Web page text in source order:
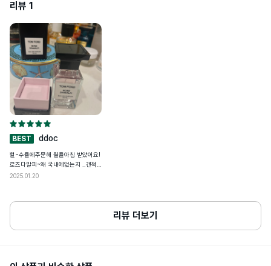
상품주요사양
용량또는중량
품질보증기준
사용할때주의사항
이상이 있을 경우
2. 상처가 있는 곳 또는 습진 및 피부염등의
이상이 있는 부위에는 사용을 금할 것
• 다음 상품 구매 시 사용할 수 있도록 개인통관고유부호 페이지에서 업데이트된 정
• 24년도 8월 29일(목)부터 개인통관고유부호 검증이 강화돼요
• 개인 통관고유부호 발급정보(성명,전화번호,주소)가 변경된 경우, 관세청 개인통
관고유 부호 발급 사이트(관세청 모바일)에서 변경된 정보를 필히 수정하세요
• 발급정보와 수하인 개인통관고유부호+성명+전화번호+주소가 모두 일치하지 않
을 경우 통관이 제한될 수 있어요
리뷰 1
BEST ddoc
헐~수욜에주문해 월욜아침 받았어요!
로즈다말피~왜 국내에없는지 ..갠적
으로 너무 예뻐하는향이라 구할수있
매해도 되겠네요!! 빠른배송 감사드려
2025.01.20
리뷰 더보기